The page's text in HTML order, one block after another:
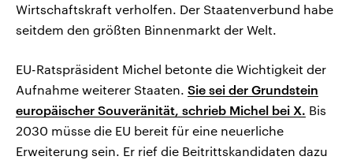
Wirtschaftskraft verholfen. Der Staatenverbund habe
seitdem den größten Binnenmarkt der Welt.
EU-Ratspräsident Michel betonte die Wichtigkeit der
Aufnahme weiterer Staaten. Sie sei der Grundstein
europäischer Souveränität, schrieb Michel bei X. Bis
2030 müsse die EU bereit für eine neuerliche
Erweiterung sein. Er rief die Beitrittskandidaten dazu